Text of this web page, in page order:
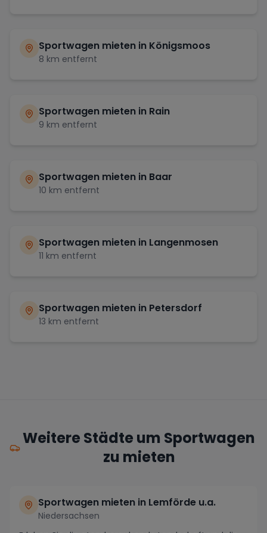
Sportwagen mieten in Königsmoos
8 km entfernt
Sportwagen mieten in Rain
9 km entfernt
Sportwagen mieten in Baar
10 km entfernt
Sportwagen mieten in Langenmosen
11 km entfernt
Sportwagen mieten in Petersdorf
13 km entfernt
Weitere Städte um Sportwagen
zu mieten
Sportwagen mieten in Lemförde u.a.
Niedersachsen